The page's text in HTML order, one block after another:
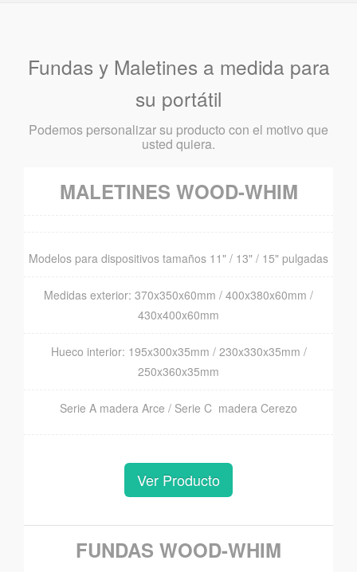
Fundas y Maletines a medida para
su portátil
Podemos personalizar su producto con el motivo que
usted quiera.
MALETINES WOOD-WHIM
Modelos para dispositivos tamaños 11" / 13" / 15" pulgadas
Medidas exterior: 370x350x60mm / 400x380x60mm /
430x400x60mm
Hueco interior: 195x300x35mm / 230x330x35mm /
250x360x35mm
Serie A madera Arce / Serie C madera Cerezo
Ver Producto
FUNDAS WOOD-WHIM